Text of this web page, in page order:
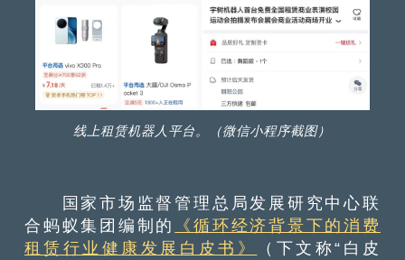
线上租赁机器人平台。（微信小程序截图）
国家市场监督管理总局发展研究中心联
合蚂蚁集团编制的
《循环经济背景下的消费
租赁行业健康发展白皮书》
（下文称“白皮